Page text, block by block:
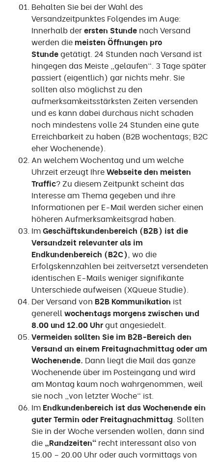
Behalten Sie bei der Wahl des
Versandzeitpunktes Folgendes im Auge:
Innerhalb derersten Stunde nach Versand
werden die meisten Öffnungen pro
Stundegetätigt. 24 Stunden nach Versand ist
hingegen das Meiste „gelaufen“. 3 Tage später
passiert (eigentlich) gar nichts mehr. Sie
sollten also möglichst zu den
aufmerksamkeitsstärksten Zeiten versenden
und es kann dabei durchaus nicht schaden
noch mindestens volle 24 Stunden eine gute
Erreichbarkeit zu haben (B2B wochentags; B2C
eher Wochenende).
An welchem Wochentag und um welche
Uhrzeit erzeugt IhreWebseite den meisten
Traffic? Zu diesem Zeitpunkt scheint das
Interesse am Thema gegeben und ihre
Informationen per E-Mail werden sicher einen
höheren Aufmerksamkeitsgrad haben.
ImGeschäftskundenbereich (B2B) ist die
Versandzeit relevanter als im
Endkundenbereich (B2C), wo die
Erfolgskennzahlen bei zeitversetzt versendeten
identischen E-Mails weniger signifikante
Unterschiede aufweisen (XQueue Studie).
Der Versand von B2B Kommunikation ist
generellwochentags morgens zwischen und
8.00 und 12.00 Uhrgut angesiedelt.
Vermeiden sollten Sie im B2B-Bereich den
Versand an einem Freitagnachmittag oder am
Wochenende. Dann liegt die Mail das ganze
Wochenende über im Posteingang und wird
am Montag kaum noch wahrgenommen, weil
sie noch „von letzter Woche“ ist.
Im Endkundenbereich ist das Wochenende ein
guter Termin oder Freitagnachmittag. Sollten
Sie in der Woche versenden wollen, dann sind
die „Randzeiten“ recht interessant also von
15.00 – 20.00 Uhr oder auch vormittags von